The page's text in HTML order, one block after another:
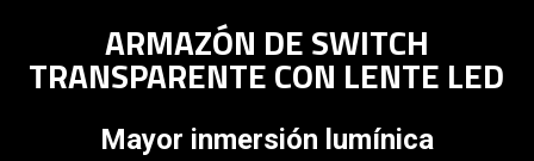
ARMAZÓN DE SWITCH
TRANSPARENTE CON LENTE LED
Mayor inmersión lumínica